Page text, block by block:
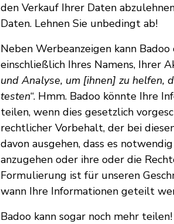
den Verkauf Ihrer Daten
Daten. Lehnen Sie unbedingt ab!
Neben Werbeanzeigen kann
einschließlich Ihres Namens, Ihrer
und Analyse, um [ihnen] zu helfen,
testen“. Hmm. Badoo könnte Ihre
teilen, wenn dies gesetzlich
rechtlicher Vorbehalt, der bei
davon ausgehen, dass es
anzugehen oder ihre oder die
Formulierung ist für unseren
wann Ihre Informationen geteilt
Badoo kann sogar noch mehr